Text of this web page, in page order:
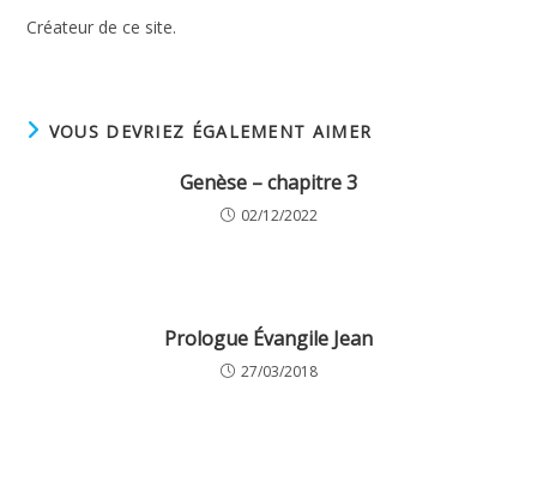
Créateur de ce site.
VOUS DEVRIEZ ÉGALEMENT AIMER
Genèse – chapitre 3
02/12/2022
Prologue Évangile Jean
27/03/2018